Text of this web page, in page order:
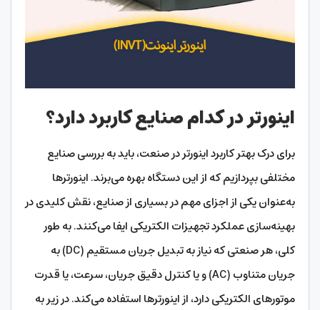
اینورتر در کدام صنایع کاربرد دارد؟
برای درک بهتر کاربرد اینورتر در صنعت، باید به بررسی صنایع
مختلفی بپردازیم که از این دستگاه بهره می‌برند. اینورترها
به‌عنوان یکی از اجزای مهم در بسیاری از صنایع، نقش کلیدی در
بهینه‌سازی عملکرد تجهیزات الکتریکی ایفا می‌کنند. به طور
کلی، هر صنعتی که نیاز به تبدیل جریان مستقیم (DC) به
جریان متناوب (AC) و یا کنترل دقیق جریان، سرعت، یا قدرت
موتورهای الکتریکی دارد، از اینورترها استفاده می‌کند. در زیر به